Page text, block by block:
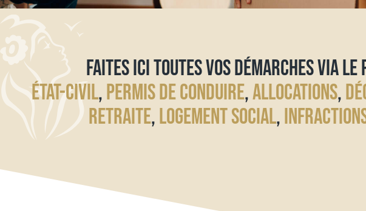
FAITES ICI TOUTES VOS DÉMARCHES VIA
ÉTAT-CIVIL,PERMIS DE CONDUIRE,ALLOCATIONS,
RETRAITE,LOGEMENT SOCIAL,